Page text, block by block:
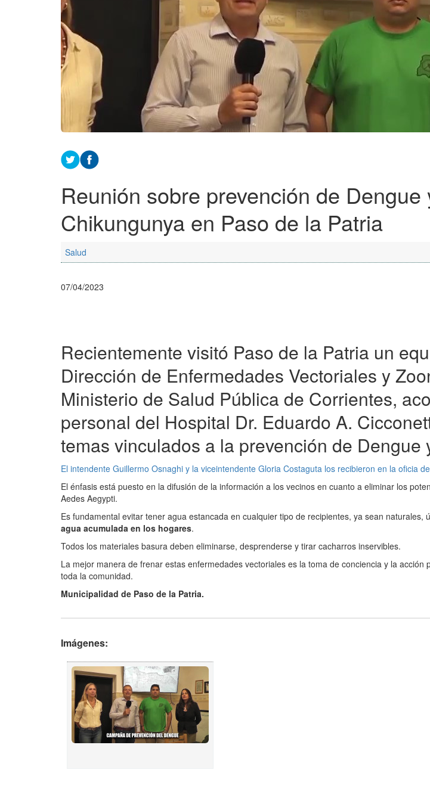
Reunión sobre prevención de Dengue
Chikungunya en Paso de la Patria
Salud
07/04/2023
Recientemente visitó Paso de la Patria un
Dirección de Enfermedades Vectoriales y
Ministerio de Salud Pública de Corrientes,
personal del Hospital Dr. Eduardo A.
temas vinculados a la prevención de Dengue
El intendente Guillermo Osnaghi y la viceintendente Gloria Costaguta los recibieron en la oficia
El énfasis está puesto en la difusión de la información a los vecinos en cuanto a eliminar los
Aedes Aegypti.
Es fundamental evitar tener agua estancada en cualquier tipo de recipientes, ya sean naturales,
agua acumulada en los hogares.
Todos los materiales basura deben eliminarse, desprenderse y tirar cacharros inservibles.
La mejor manera de frenar estas enfermedades vectoriales es la toma de conciencia y la acción
toda la comunidad.
Municipalidad de Paso de la Patria.
Imágenes: